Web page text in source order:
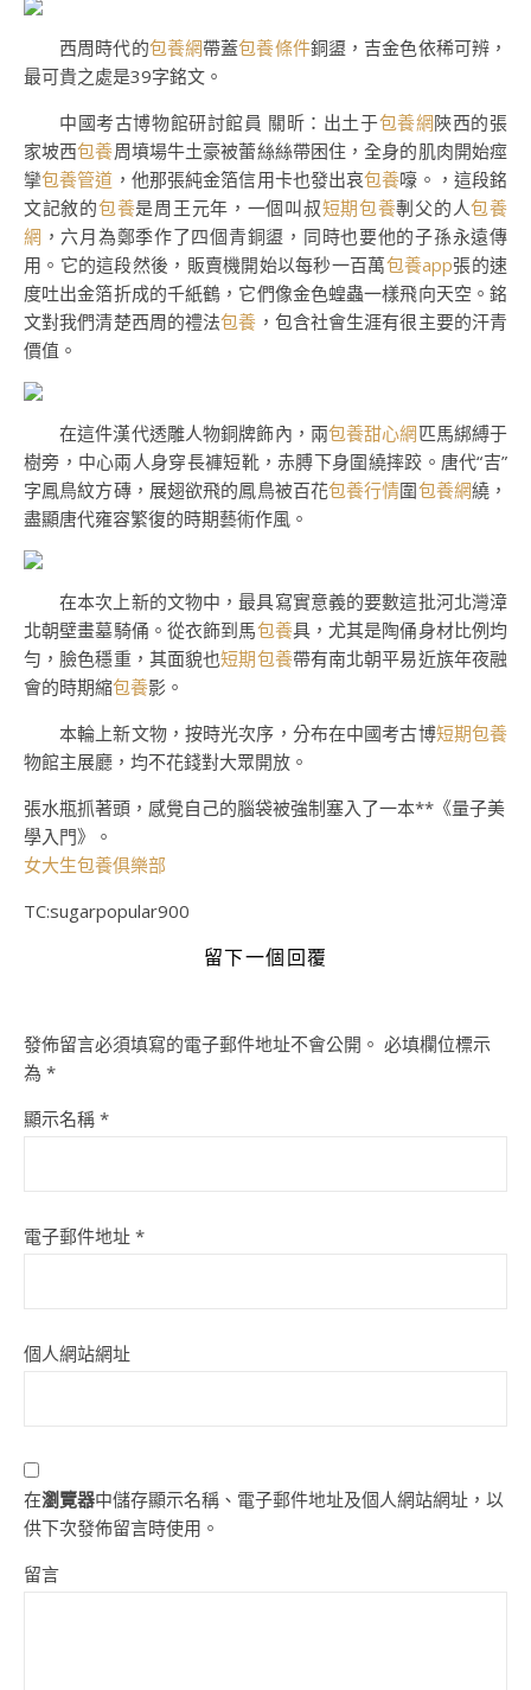
西周時代的包養網帶蓋包養條件銅盨，吉金色依稀可辨，
最可貴之處是39字銘文。
中國考古博物館研討館員 關昕：出土于包養網陜西的張
家坡西包養周墳場牛土豪被蕾絲絲帶困住，全身的肌肉開始痙
攣包養管道 ，他那張純金箔信用卡也發出哀包養嚎。，這段銘
文記敘的包養是周王元年，一個叫叔短期包養剸父的人包養
網 ，六月為鄭季作了四個青銅盨，同時也要他的子孫永遠傳
用。它的這段然後，販賣機開始以每秒一百萬包養app張的速
度吐出金箔折成的千紙鶴，它們像金色蝗蟲一樣飛向天空。銘
文對我們清楚西周的禮法包養 ，包含社會生涯有很主要的汗青
價值。
在這件漢代透雕人物銅牌飾內，兩包養甜心網匹馬綁縛于
樹旁，中心兩人身穿長褲短靴，赤膊下身圍繞摔跤。唐代“吉”
字鳳鳥紋方磚，展翅欲飛的鳳鳥被百花包養行情圍包養網繞，
盡顯唐代雍容繁復的時期藝術作風。
在本次上新的文物中，最具寫實意義的要數這批河北灣漳
北朝壁畫墓騎俑。從衣飾到馬包養具，尤其是陶俑身材比例均
勻，臉色穩重，其面貌也短期包養帶有南北朝平易近族年夜融
會的時期縮包養影。
本輪上新文物，按時光次序，分布在中國考古博短期包養
物館主展廳，均不花錢對大眾開放。
張水瓶抓著頭，感覺自己的腦袋被強制塞入了一本**《量子美
學入門》。
女大生包養俱樂部
TC:sugarpopular900
留下一個回覆
發佈留言必須填寫的電子郵件地址不會公開。 必填欄位標示
為 *
顯示名稱 *
電子郵件地址 *
個人網站網址
在瀏覽器中儲存顯示名稱、電子郵件地址及個人網站網址，以
供下次發佈留言時使用。
留言